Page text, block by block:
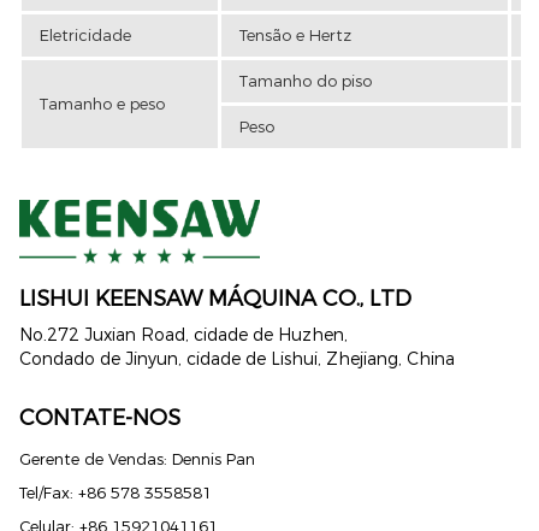
Eletricidade Tensão e Hertz
Tamanho e peso
Tamanho do piso
Peso
LISHUI ​​KEENSAW MÁQUINA CO., LTD
No.272 Juxian Road, cidade de Huzhen,
Condado de Jinyun, cidade de Lishui, Zhejiang, China
CONTATE-NOS
Gerente de Vendas: Dennis Pan
Tel/Fax: +86 578 3558581
Celular: +86 15921041161